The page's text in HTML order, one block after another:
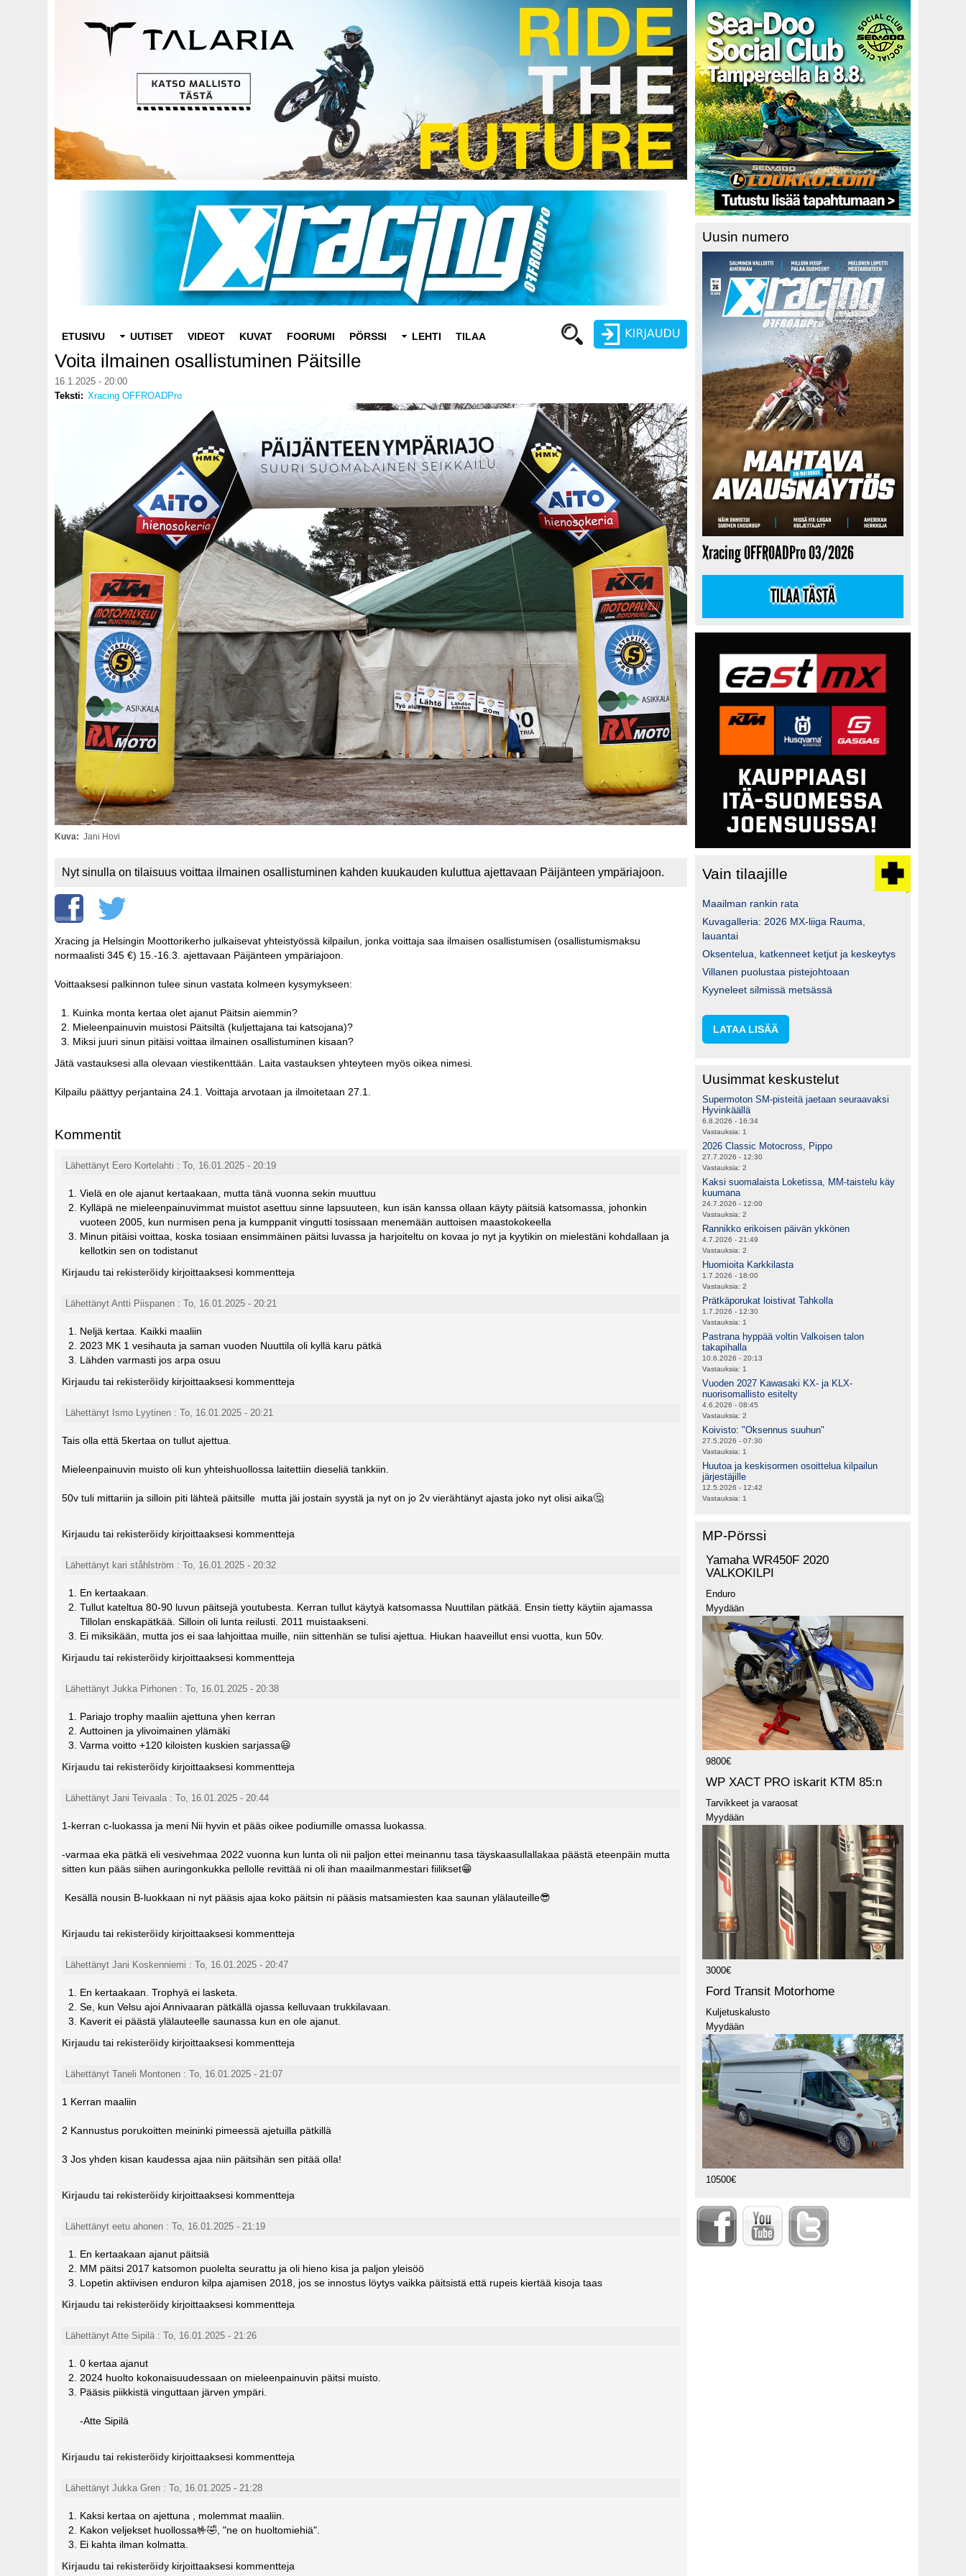
Salasana
Luo uusi käyttäjätili
Vaihda salasana
navigation
ETUSIVU UUTISET VIDEOT KUVAT FOORUMI PÖRSSI LEHTI TILAA
Voita ilmainen osallistuminen Päitsille
16.1.2025 - 20:00
Teksti
Xracing OFFROADPro
Kuva Jani Hovi
Nyt sinulla on tilaisuus voittaa ilmainen osallistuminen kahden kuukauden kuluttua ajettavaan Päijänteen ympäriajoon.
Xracing ja Helsingin Moottorikerho julkaisevat yhteistyössä kilpailun, jonka voittaja saa ilmaisen osallistumisen (osallistumismaksu
normaalisti 345 €) 15.-16.3. ajettavaan Päijänteen ympäriajoon.
Voittaaksesi palkinnon tulee sinun vastata kolmeen kysymykseen:
Kuinka monta kertaa olet ajanut Päitsin aiemmin?
Mieleenpainuvin muistosi Päitsiltä (kuljettajana tai katsojana)?
Miksi juuri sinun pitäisi voittaa ilmainen osallistuminen kisaan?
Jätä vastauksesi alla olevaan viestikenttään. Laita vastauksen yhteyteen myös oikea nimesi.
Kilpailu päättyy perjantaina 24.1. Voittaja arvotaan ja ilmoitetaan 27.1.
Kommentit
Lähettänyt Eero Kortelahti : To, 16.01.2025 - 20:19
Vielä en ole ajanut kertaakaan, mutta tänä vuonna sekin muuttuu
Kylläpä ne mieleenpainuvimmat muistot asettuu sinne lapsuuteen, kun isän kanssa ollaan käyty päitsiä katsomassa, johonkin
vuoteen 2005, kun nurmisen pena ja kumppanit vingutti tosissaan menemään auttoisen maastokokeella
Minun pitäisi voittaa, koska tosiaan ensimmäinen päitsi luvassa ja harjoiteltu on kovaa jo nyt ja kyytikin on mielestäni kohdallaan ja
kellotkin sen on todistanut
Kirjaudu tai rekisteröidy kirjoittaaksesi kommentteja
Lähettänyt Antti Piispanen : To, 16.01.2025 - 20:21
Neljä kertaa. Kaikki maaliin
2023 MK 1 vesihauta ja saman vuoden Nuuttila oli kyllä karu pätkä
Lähden varmasti jos arpa osuu
Kirjaudu tai rekisteröidy kirjoittaaksesi kommentteja
Lähettänyt Ismo Lyytinen : To, 16.01.2025 - 20:21
Tais olla että 5kertaa on tullut ajettua.
Mieleenpainuvin muisto oli kun yhteishuollossa laitettiin dieseliä tankkiin.
50v tuli mittariin ja silloin piti lähteä päitsille mutta jäi jostain syystä ja nyt on jo 2v vierähtänyt ajasta joko nyt olisi aika🤔
Kirjaudu tai rekisteröidy kirjoittaaksesi kommentteja
Lähettänyt kari ståhlström : To, 16.01.2025 - 20:32
En kertaakaan.
Tullut kateltua 80-90 luvun päitsejä youtubesta. Kerran tullut käytyä katsomassa Nuuttilan pätkää. Ensin tietty käytiin ajamassa
Tillolan enskapätkää. Silloin oli lunta reilusti. 2011 muistaakseni.
Ei miksikään, mutta jos ei saa lahjoittaa muille, niin sittenhän se tulisi ajettua. Hiukan haaveillut ensi vuotta, kun 50v.
Kirjaudu tai rekisteröidy kirjoittaaksesi kommentteja
Lähettänyt Jukka Pirhonen : To, 16.01.2025 - 20:38
Pariajo trophy maaliin ajettuna yhen kerran
Auttoinen ja ylivoimainen ylämäki
Varma voitto +120 kiloisten kuskien sarjassa😃
Kirjaudu tai rekisteröidy kirjoittaaksesi kommentteja
Lähettänyt Jani Teivaala : To, 16.01.2025 - 20:44
1-kerran c-luokassa ja meni Nii hyvin et pääs oikee podiumille omassa luokassa.
-varmaa eka pätkä eli vesivehmaa 2022 vuonna kun lunta oli nii paljon ettei meinannu tasa täyskaasullallakaa päästä eteenpäin mutta
sitten kun pääs siihen auringonkukka pellolle revittää ni oli ihan maailmanmestari fiilikset😁
Kesällä nousin B-luokkaan ni nyt pääsis ajaa koko päitsin ni pääsis matsamiesten kaa saunan ylälauteille😎
Kirjaudu tai rekisteröidy kirjoittaaksesi kommentteja
Lähettänyt Jani Koskenniemi : To, 16.01.2025 - 20:47
En kertaakaan. Trophyä ei lasketa.
Se, kun Velsu ajoi Annivaaran pätkällä ojassa kelluvaan trukkilavaan.
Kaverit ei päästä ylälauteelle saunassa kun en ole ajanut.
Kirjaudu tai rekisteröidy kirjoittaaksesi kommentteja
Lähettänyt Taneli Montonen : To, 16.01.2025 - 21:07
1 Kerran maaliin
2 Kannustus porukoitten meininki pimeessä ajetuilla pätkillä
3 Jos yhden kisan kaudessa ajaa niin päitsihän sen pitää olla!
Kirjaudu tai rekisteröidy kirjoittaaksesi kommentteja
Lähettänyt eetu ahonen : To, 16.01.2025 - 21:19
En kertaakaan ajanut päitsiä
MM päitsi 2017 katsomon puolelta seurattu ja oli hieno kisa ja paljon yleisöö
Lopetin aktiivisen enduron kilpa ajamisen 2018, jos se innostus löytys vaikka päitsistä että rupeis kiertää kisoja taas
Kirjaudu tai rekisteröidy kirjoittaaksesi kommentteja
Lähettänyt Atte Sipilä : To, 16.01.2025 - 21:26
0 kertaa ajanut
2024 huolto kokonaisuudessaan on mieleenpainuvin päitsi muisto.
Pääsis piikkistä vinguttaan järven ympäri.
-Atte Sipilä
Kirjaudu tai rekisteröidy kirjoittaaksesi kommentteja
Lähettänyt Jukka Gren : To, 16.01.2025 - 21:28
Kaksi kertaa on ajettuna , molemmat maaliin.
Kakon veljekset huollossa🤟🤣, "ne on huoltomiehiä".
Ei kahta ilman kolmatta.
Kirjaudu tai rekisteröidy kirjoittaaksesi kommentteja
Uusin numero
Xracing OFFROADPro 03/2026
TILAA TÄSTÄ
Vain tilaajille
Maailman rankin rata
Kuvagalleria: 2026 MX-liiga Rauma,
lauantai
Oksentelua, katkenneet ketjut ja keskeytys
Villanen puolustaa pistejohtoaan
Kyyneleet silmissä metsässä
LATAA LISÄÄ
Uusimmat keskustelut
Supermoton SM-pisteitä jaetaan seuraavaksi
Hyvinkäällä
6.8.2026 - 16:34
Vastauksia: 1
2026 Classic Motocross, Pippo
27.7.2026 - 12:30
Vastauksia: 2
Kaksi suomalaista Loketissa, MM-taistelu käy
kuumana
24.7.2026 - 12:00
Vastauksia: 2
Rannikko erikoisen päivän ykkönen
4.7.2026 - 21:49
Vastauksia: 2
Huomioita Karkkilasta
1.7.2026 - 18:00
Vastauksia: 2
Prätkäporukat loistivat Tahkolla
1.7.2026 - 12:30
Vastauksia: 1
Pastrana hyppää voltin Valkoisen talon
takapihalla
10.6.2026 - 20:13
Vastauksia: 1
Vuoden 2027 Kawasaki KX- ja KLX-
nuorisomallisto esitelty
4.6.2026 - 08:45
Vastauksia: 2
Koivisto: "Oksennus suuhun"
27.5.2026 - 07:30
Vastauksia: 1
Huutoa ja keskisormen osoittelua kilpailun
järjestäjille
12.5.2026 - 12:42
Vastauksia: 1
MP-Pörssi
Yamaha WR450F 2020
VALKOKILPI
Enduro
Myydään
9800€
WP XACT PRO iskarit KTM 85:n
Tarvikkeet ja varaosat
Myydään
3000€
Ford Transit Motorhome
Kuljetuskalusto
Myydään
10500€